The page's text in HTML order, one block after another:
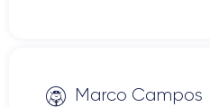
Marco Campos